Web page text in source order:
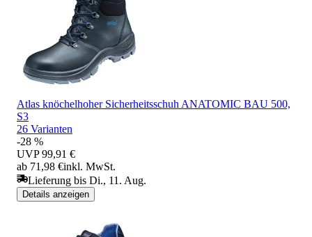
Atlas knöchelhoher Sicherheitsschuh ANATOMIC BAU 500,
S3
26 Varianten
-28 %
UVP 99,91 €
ab 71,98 €inkl. MwSt.
Lieferung bis Di., 11. Aug.
Details anzeigen